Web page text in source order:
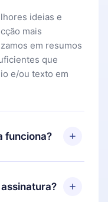
ideias e
mais
em resumos
que
e/ou texto em
funciona?
e começar a
algum motivo
basta